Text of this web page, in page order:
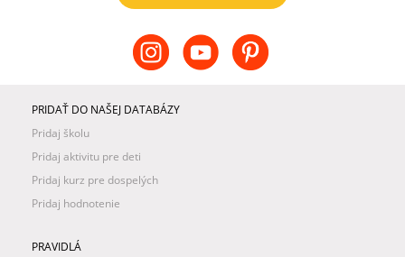
PRIDAŤ DO NAŠEJ DATABÁZY
Pridaj školu
Pridaj aktivitu pre deti
Pridaj kurz pre dospelých
Pridaj hodnotenie
PRAVIDLÁ